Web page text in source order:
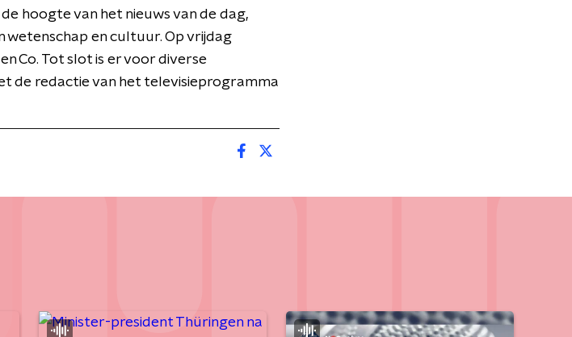
hoogte van het nieuws van de dag,
wetenschap en cultuur. Op vrijdag
Co. Tot slot is er voor diverse
de redactie van het televisieprogramma